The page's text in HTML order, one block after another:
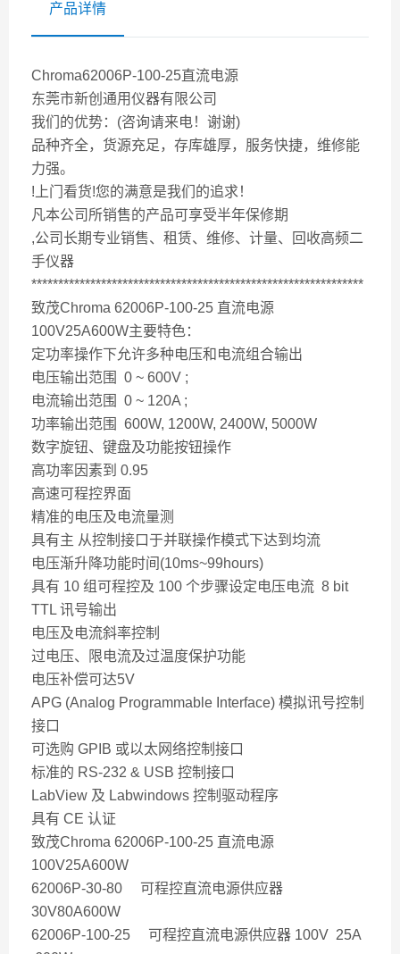
产品详情
Chroma62006P-100-25直流电源
东莞市新创通用仪器有限公司
我们的优势：(咨询请来电！谢谢)
品种齐全，货源充足，存库雄厚，服务快捷，维修能
力强。
!上门看货!您的满意是我们的追求！
凡本公司所销售的产品可享受半年保修期
,公司长期专业销售、租赁、维修、计量、回收高频二
手仪器
**************************************************************
致茂Chroma 62006P-100-25 直流电源
100V25A600W主要特色：
定功率操作下允许多种电压和电流组合输出
电压输出范围 0 ~ 600V ;
电流输出范围 0 ~ 120A ;
功率输出范围 600W, 1200W, 2400W, 5000W
数字旋钮、键盘及功能按钮操作
高功率因素到 0.95
高速可程控界面
精准的电压及电流量测
具有主 从控制接口于并联操作模式下达到均流
电压渐升降功能时间(10ms~99hours)
具有 10 组可程控及 100 个步骤设定电压电流 8 bit
TTL 讯号输出
电压及电流斜率控制
过电压、限电流及过温度保护功能
电压补偿可达5V
APG (Analog Programmable Interface) 模拟讯号控制
接口
可选购 GPIB 或以太网络控制接口
标准的 RS-232 & USB 控制接口
LabView 及 Labwindows 控制驱动程序
具有 CE 认证
致茂Chroma 62006P-100-25 直流电源
100V25A600W
62006P-30-80 可程控直流电源供应器
30V80A600W
62006P-100-25 可程控直流电源供应器 100V 25A